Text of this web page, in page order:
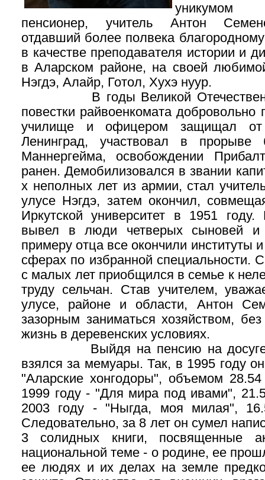
уникумом
пенсионер, учитель Антон
отдавший более полвека
в качестве преподавателя истории и
в Аларском районе, на своей
Нэгдэ, Алайр, Готол, Хухэ нуур.
В годы Великой
повестки райвоенкомата добровольно
училище и офицером защищал от
Ленинград, участвовал в
Маннергейма, освобождении
ранен. Демобилизовался в звании
х неполных лет из армии, стал
улусе Нэгдэ, затем окончил,
Иркутской университет в 1951
вывел в люди четверых сыновей и
примеру отца все окончили институты
сферах по избранной специальности.
с малых лет приобщился в семье к
труду сельчан. Став учителем,
улусе, районе и области, Антон
зазорным заниматься хозяйством,
жизнь в деревенских условиях.
Выйдя на пенсию на досуге
взялся за мемуары. Так, в 1995 году
"Аларские хонгодоры", объемом
1999 году - "Для мира под ивами",
2003 году - "Ныгда, моя милая",
Следовательно, за 8 лет он сумел
3 солидных книги, посвященные
национальной теме - о родине, ее
ее людях и их делах на земле